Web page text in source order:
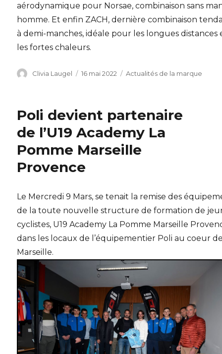
aérodynamique pour Norsae, combinaison sans
homme. Et enfin ZACH, dernière combinaison
à demi-manches, idéale pour les longues distances
les fortes chaleurs.
Auteur
Clivia Laugel
Publié
16 mai 2022 Catégories
Actualités de la marque
Poli devient partenaire
de l’U19 Academy La
Pomme Marseille
Provence
Le Mercredi 9 Mars, se tenait la remise des
de la toute nouvelle structure de formation de
cyclistes, U19 Academy La Pomme Marseille
dans les locaux de l’équipementier Poli au coeur
Marseille.